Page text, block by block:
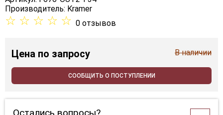
Производитель: Kramer
☆ ☆ ☆ ☆ ☆ 0 отзывов
Цена по запросу В наличии
СООБЩИТЬ О ПОСТУПЛЕНИИ